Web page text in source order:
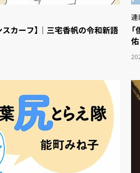
スカーフ】｜三宅香帆の令和新語
連